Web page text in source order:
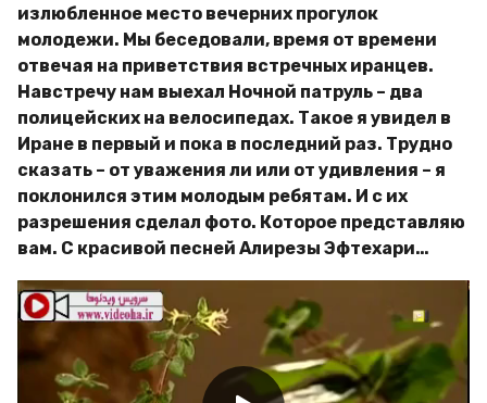
излюбленное место вечерних прогулок
молодежи. Мы беседовали, время от времени
отвечая на приветствия встречных иранцев.
Навстречу нам выехал Ночной патруль – два
полицейских на велосипедах. Такое я увидел в
Иране в первый и пока в последний раз. Трудно
сказать – от уважения ли или от удивления – я
поклонился этим молодым ребятам. И с их
разрешения сделал фото. Которое представляю
вам. С красивой песней Алирезы Эфтехари…
В
и
е